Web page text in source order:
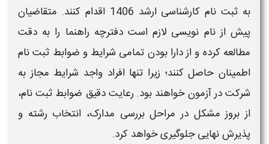
به ثبت نام کارشناسی ارشد 1406
اقدام کنند. متقاضیان
پیش از نام‌ نویسی لازم است دفترچه راهنما را به‌ دقت
مطالعه کرده و از دارا بودن تمامی شرایط و ضوابط ثبت‌ نام
اطمینان حاصل کنند؛ زیرا تنها افراد واجد شرایط مجاز به
شرکت در آزمون خواهند بود. رعایت دقیق ضوابط ثبت‌ نام،
از بروز مشکل در مراحل بررسی مدارک، انتخاب رشته و
پذیرش نهایی جلوگیری خواهد کرد.